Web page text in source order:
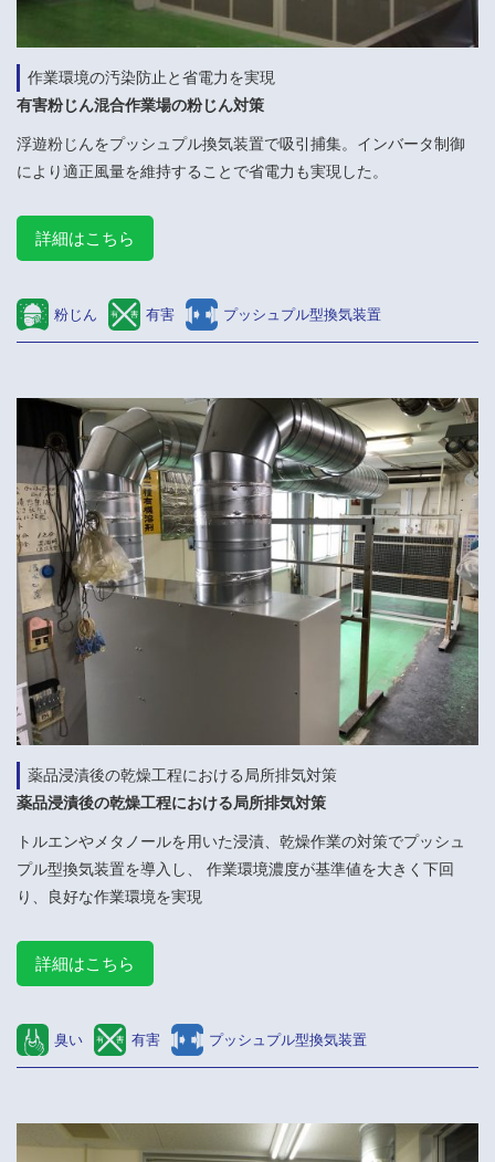
作業環境の汚染防止と省電力を実現
有害粉じん混合作業場の粉じん対策
浮遊粉じんをプッシュプル換気装置で吸引捕集。インバータ制御
により適正風量を維持することで省電力も実現した。
詳細はこちら
粉じん 有害 プッシュプル型換気装置
薬品浸漬後の乾燥工程における局所排気対策
薬品浸漬後の乾燥工程における局所排気対策
トルエンやメタノールを用いた浸漬、乾燥作業の対策でプッシュ
プル型換気装置を導入し、 作業環境濃度が基準値を大きく下回
り、良好な作業環境を実現
詳細はこちら
臭い 有害 プッシュプル型換気装置